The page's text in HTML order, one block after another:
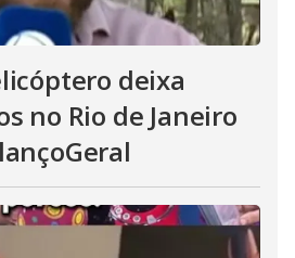
deixa
no Rio de Janeiro